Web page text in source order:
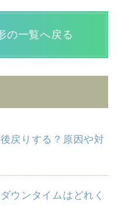
の一覧へ戻る
戻りする？原因や対
ウンタイムはどれく